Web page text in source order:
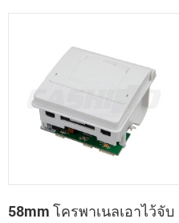
58mm โครพาเนลเอาไว้จับ